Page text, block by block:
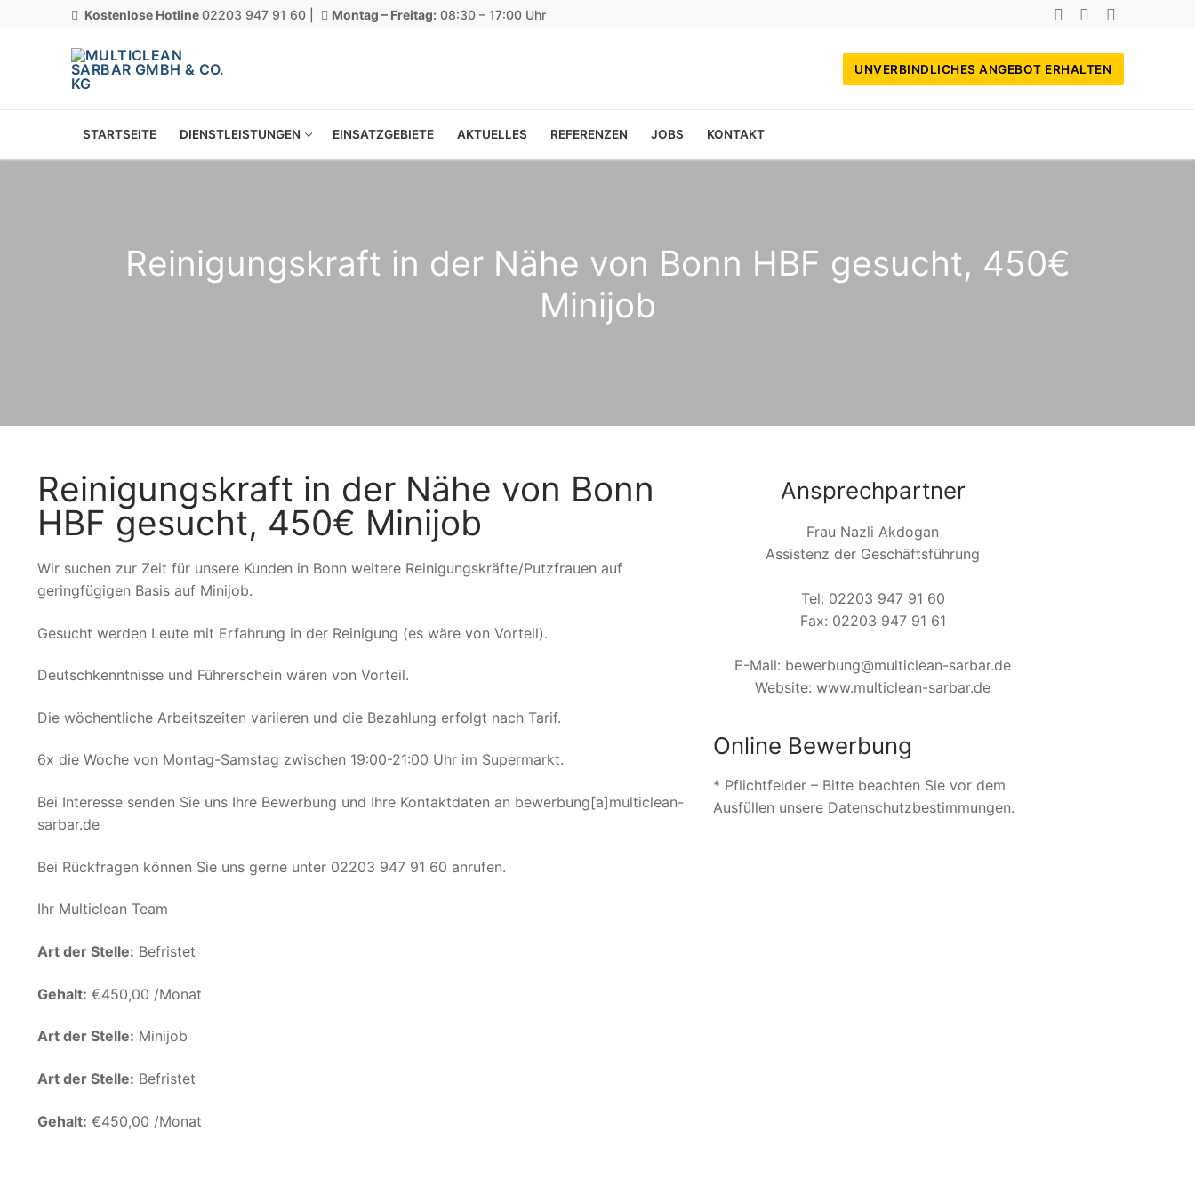
Kostenlose Hotline02203 947 91 60 | Montag – Freitag: 08:30 – 17:00 Uhr
UNVERBINDLICHES ANGEBOT ERHALTEN
STARTSEITE DIENSTLEISTUNGEN EINSATZGEBIETE AKTUELLES REFERENZEN JOBS KONTAKT
Reinigungskraft in der Nähe von Bonn HBF gesucht, 450€
Minijob
Reinigungskraft in der Nähe von Bonn
HBF gesucht, 450€ Minijob
Wir suchen zur Zeit für unsere Kunden in Bonn weitere Reinigungskräfte/Putzfrauen auf
geringfügigen Basis auf Minijob.
Gesucht werden Leute mit Erfahrung in der Reinigung (es wäre von Vorteil).
Deutschkenntnisse und Führerschein wären von Vorteil.
Die wöchentliche Arbeitszeiten variieren und die Bezahlung erfolgt nach Tarif.
6x die Woche von Montag-Samstag zwischen 19:00-21:00 Uhr im Supermarkt.
Bei Interesse senden Sie uns Ihre Bewerbung und Ihre Kontaktdaten an bewerbung[a]multiclean-
sarbar.de
Bei Rückfragen können Sie uns gerne unter 02203 947 91 60 anrufen.
Ihr Multiclean Team
Art der Stelle: Befristet
Gehalt: €450,00 /Monat
Art der Stelle: Minijob
Art der Stelle: Befristet
Gehalt: €450,00 /Monat
Ansprechpartner
Frau Nazli Akdogan
Assistenz der Geschäftsführung
Tel: 02203 947 91 60
Fax: 02203 947 91 61
E-Mail: bewerbung@multiclean-sarbar.de
Website: www.multiclean-sarbar.de
Online Bewerbung
* Pflichtfelder – Bitte beachten Sie vor dem
Ausfüllen unsere Datenschutzbestimmungen.